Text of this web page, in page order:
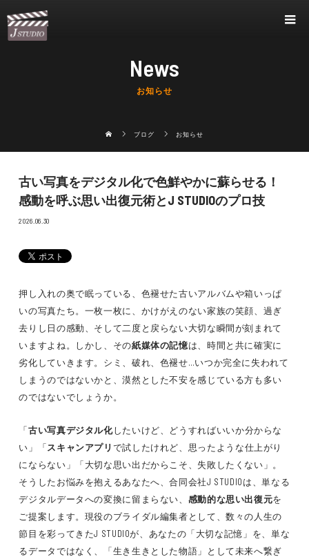
News
お知らせ
ブログ お知らせ
古い写真をデジタル化で色鮮やかに蘇らせる！
感動を呼ぶ思い出復元術とJ STUDIOのプロ技
2026.06.30
押し入れの奥で眠っている、色褪せた古いアルバムや箱いっぱ
いの写真たち。一枚一枚に、かけがえのない家族の笑顔、過ぎ
去りし日の感動、そして二度と戻らない大切な瞬間が刻まれて
いますよね。しかし、その紙媒体の記憶は、時間と共に確実に
劣化していきます。シミ、破れ、色褪せ…いつか完全に失われて
しまうのではないかと、漠然とした不安を感じている方も多い
のではないでしょうか。
「古い写真デジタル化したいけど、どうすればいいか分からな
い」「スキャンアプリ で試したけれど、思ったような仕上がり
にならない」「大切な思い出だからこそ、失敗したくない」。
そうしたお悩みを抱えるあなたへ、合同会社J STUDIOは、単なる
デジタルデータへの変換に留まらない、 感動的な思い出復元を
ご提案します。現役のブライダル編集者として、数々の人生の
節目を彩ってきたJ STUDIOが、あなたの「大切な記憶」を、単な
るデータではなく、「生き生きとした物語」として未来へ繋ぎ